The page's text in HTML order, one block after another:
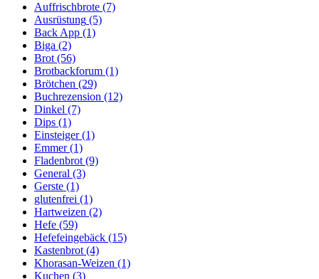
Auffrischbrote (7)
Ausrüstung (5)
Back App (1)
Biga (2)
Brot (56)
Brotbackforum (1)
Brötchen (29)
Buchrezension (12)
Dinkel (7)
Dips (1)
Einsteiger(1)
Emmer(1)
Fladenbrot (9)
General (3)
Gerste (1)
glutenfrei (1)
Hartweizen (2)
Hefe (59)
Hefefeingebäck (15)
Kastenbrot (4)
Khorasan-Weizen (1)
Kuchen (3)